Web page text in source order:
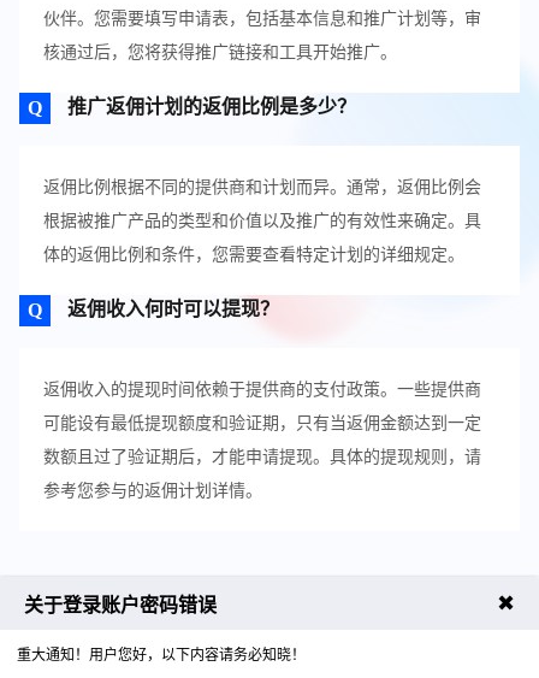
伙伴。您需要填写申请表，包括基本信息和推广计划等，审
核通过后，您将获得推广链接和工具开始推广。
推广返佣计划的返佣比例是多少？
返佣比例根据不同的提供商和计划而异。通常，返佣比例会
根据被推广产品的类型和价值以及推广的有效性来确定。具
体的返佣比例和条件，您需要查看特定计划的详细规定。
返佣收入何时可以提现？
返佣收入的提现时间依赖于提供商的支付政策。一些提供商
可能设有最低提现额度和验证期，只有当返佣金额达到一定
数额且过了验证期后，才能申请提现。具体的提现规则，请
参考您参与的返佣计划详情。
关于登录账户密码错误 ✖
重大通知！用户您好，以下内容请务必知晓！